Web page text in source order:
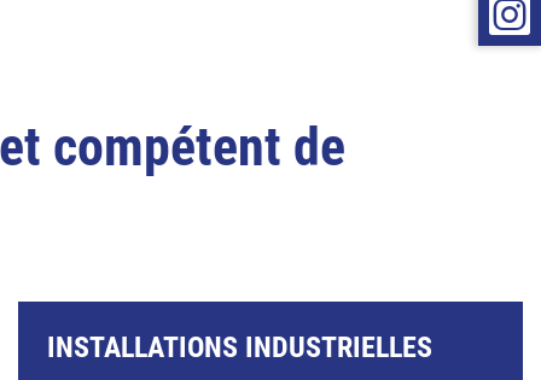
compétent de
INSTALLATIONS INDUSTRIELLES